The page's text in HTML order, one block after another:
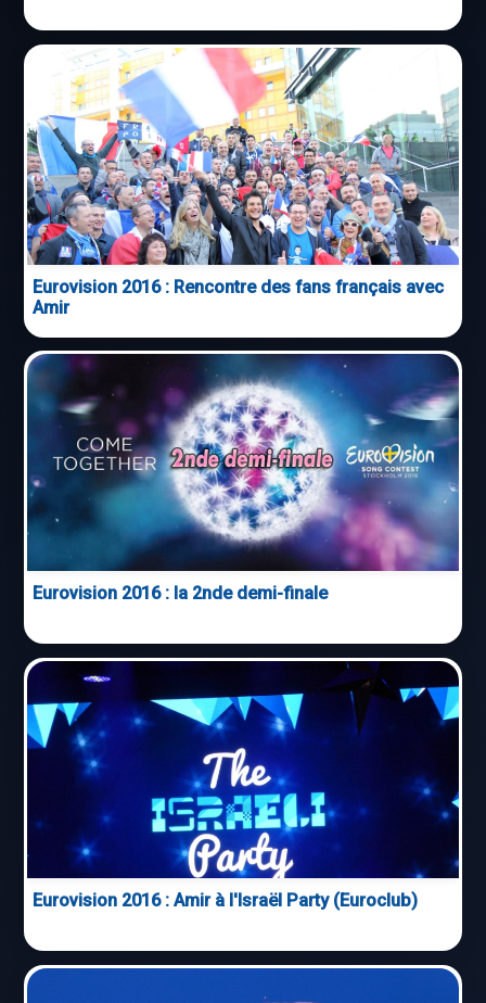
Eurovision 2016 : Rencontre des fans français avec
Amir
Eurovision 2016 : la 2nde demi-finale
Eurovision 2016 : Amir à l'Israël Party (Euroclub)